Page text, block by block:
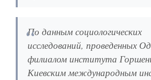
По данным социологических
исследований, проведенных
филиалом института
Киевским международным